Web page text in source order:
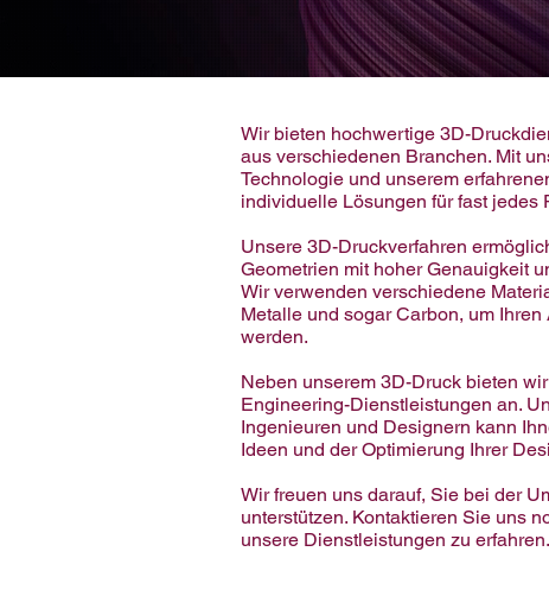
Wir bieten hochwertige 3D-
aus verschiedenen Branchen. Mit
Technologie und unserem
individuelle Lösungen für fast jedes
Unsere 3D-Druckverfahren
Geometrien mit hoher Genauigkeit
Wir verwenden verschiedene
Metalle und sogar Carbon, um
werden.
Neben unserem 3D-Druck bieten
Engineering-Dienstleistungen an.
Ingenieuren und Designern kann
Ideen und der Optimierung Ihrer
Wir freuen uns darauf, Sie bei der
unterstützen. Kontaktieren Sie uns
unsere Dienstleistungen zu erfahren.